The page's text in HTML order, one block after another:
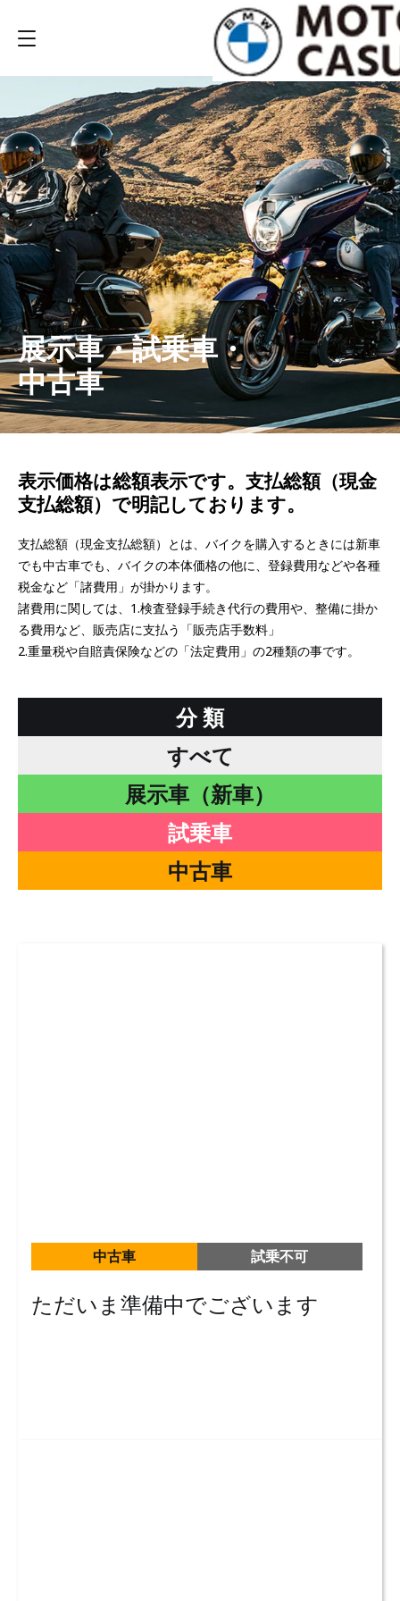
展示車・試乗車・
中古車
表示価格は総額表示です。支払総額（現金
支払総額）で明記しております。
支払総額（現金支払総額）とは、バイクを購入するときには新車
でも中古車でも、バイクの本体価格の他に、登録費用などや各種
税金など「諸費用」が掛かります。
諸費用に関しては、1.検査登録手続き代行の費用や、整備に掛か
る費用など、販売店に支払う「販売店手数料」
2.重量税や自賠責保険などの「法定費用」の2種類の事です。
分 類
すべて
展示車（新車）
試乗車
中古車
中古車 試乗不可
ただいま準備中でございます